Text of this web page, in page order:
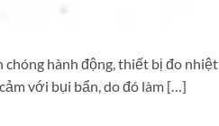
hành động, thiết bị đo nhiệt
với bụi bẩn, do đó làm […]